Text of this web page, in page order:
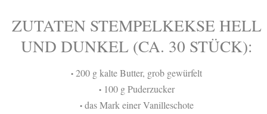
ZUTATEN STEMPELKEKSE HELL
UND DUNKEL (CA. 30 STÜCK):
• 200 g kalte Butter, grob gewürfelt
•100 g Puderzucker
•das Mark einer Vanilleschote